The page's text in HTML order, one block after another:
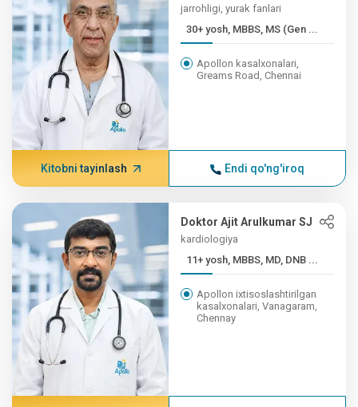
jarrohligi, yurak fanlari
30+ yosh, MBBS, MS (Gen ...
Apollon kasalxonalari,
Greams Road, Chennai
Kitobni tayinlash Endi qo'ng'iroq
Doktor Ajit Arulkumar SJ
kardiologiya
11+ yosh, MBBS, MD, DNB ...
Apollon ixtisoslashtirilgan
kasalxonalari, Vanagaram,
Chennay